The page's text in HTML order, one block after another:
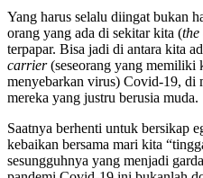
Yang harus selalu diingat bukan
orang yang ada di sekitar kita (the
terpapar. Bisa jadi di antara kita
carrier(seseorang yang memiliki
menyebarkan virus) Covid-19, di
mereka yang justru berusia muda.
Saatnya berhenti untuk bersikap
kebaikan bersama mari kita
sesungguhnya yang menjadi